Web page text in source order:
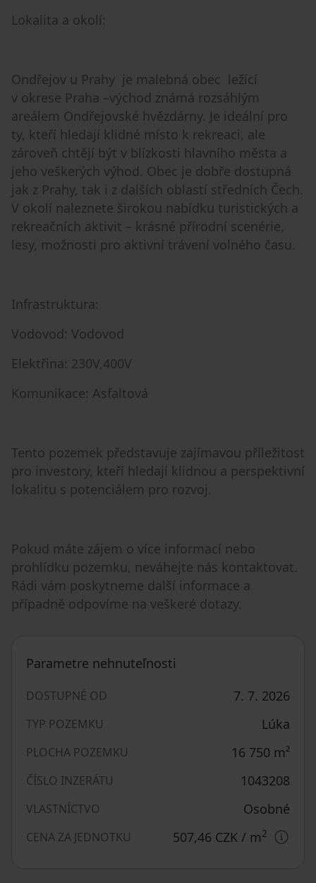
Lokalita a okolí:
Ondřejov u Prahy je malebná obec ležící
v okrese Praha –východ známá rozsáhlým
areálem Ondřejovské hvězdárny. Je ideální pro
ty, kteří hledají klidné místo k rekreaci, ale
zároveň chtějí být v blízkosti hlavního města a
jeho veškerých výhod. Obec je dobře dostupná
jak z Prahy, tak i z dalších oblastí středních Čech.
V okolí naleznete širokou nabídku turistických a
rekreačních aktivit – krásné přírodní scenérie,
lesy, možnosti pro aktivní trávení volného času.
Infrastruktura:
Vodovod: Vodovod
Elektřina: 230V,400V
Komunikace: Asfaltová
Tento pozemek představuje zajímavou příležitost
pro investory, kteří hledají klidnou a perspektivní
lokalitu s potenciálem pro rozvoj.
Pokud máte zájem o více informací nebo
prohlídku pozemku, neváhejte nás kontaktovat.
Rádi vám poskytneme další informace a
případně odpovíme na veškeré dotazy.
Parametre nehnuteľnosti
DOSTUPNÉ OD 7. 7. 2026
TYP POZEMKU Lúka
PLOCHA POZEMKU 16 750 m²
ČÍSLO INZERÁTU 1043208
VLASTNÍCTVO Osobné
CENA ZA JEDNOTKU 507,46 CZK / m2